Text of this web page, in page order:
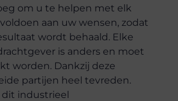
om u te helpen met elk
aan uw wensen, zodat
wordt behaald. Elke
is anders en moet
worden. Dankzij deze
partijen heel tevreden.
dit industrieel